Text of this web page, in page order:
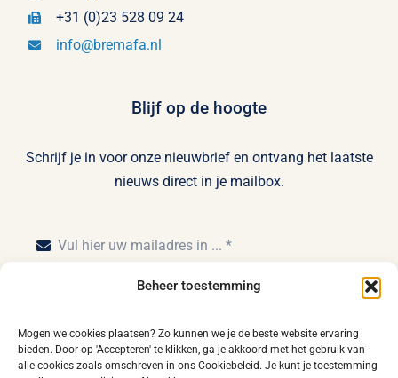
Beheer toestemming
Mogen we cookies plaatsen? Zo kunnen we je de beste website ervaring
bieden. Door op 'Accepteren' te klikken, ga je akkoord met het gebruik van
alle cookies zoals omschreven in ons Cookiebeleid. Je kunt je toestemming
+31 (0)23 528 09 24
info@bremafa.nl
Blijf op de hoogte
Schrijf je in voor onze nieuwbrief en ontvang het laatste
nieuws direct in je mailbox.